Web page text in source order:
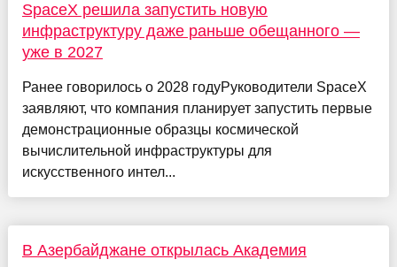
SpaceX решила запустить новую
инфраструктуру даже раньше обещанного —
уже в 2027
Ранее говорилось о 2028 годуРуководители SpaceX
заявляют, что компания планирует запустить первые
демонстрационные образцы космической
вычислительной инфраструктуры для
искусственного интел...
В Азербайджане открылась Академия